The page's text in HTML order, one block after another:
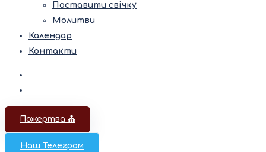
Поставити свічку
Молитви
Календар
Контакти
Пожертва ⛪️
Наш Телеграм